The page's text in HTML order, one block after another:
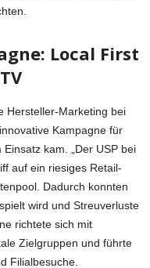
Local First
Hersteller-Marketing bei
Kampagne für
kam. „Der USP bei
auf ein riesiges Retail-
Dadurch konnten
wird und Streuverluste
richtete sich mit
Zielgruppen und führte
Filialbesuche.